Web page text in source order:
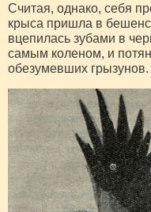
Считая, однако, себя
крыса пришла в
вцепилась зубами в
самым коленом, и
обезумевших грызунов.